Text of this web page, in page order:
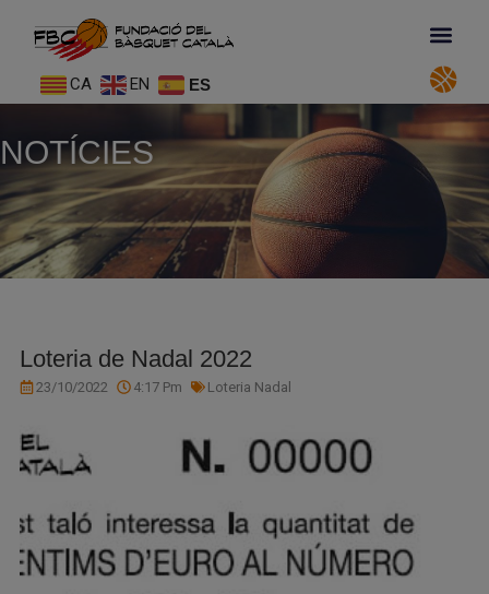
CA EN ES
NOTÍCIES
Loteria de Nadal 2022
23/10/2022 4:17 Pm Loteria Nadal